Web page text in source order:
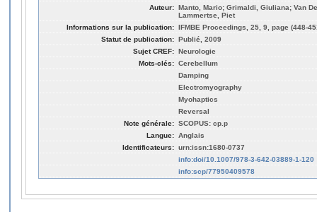
Auteur: Manto, Mario; Grimaldi, Giuliana; Van
Lammertse, Piet
Informations sur la publication: IFMBE Proceedings, 25, 9, page (448-
Statut de publication: Publié, 2009
Sujet CREF: Neurologie
Mots-clés: Cerebellum
Damping
Electromyography
Myohaptics
Reversal
Note générale: SCOPUS: cp.p
Langue: Anglais
Identificateurs: urn:issn:1680-0737
info:doi/10.1007/978-3-642-03889-1-120
info:scp/77950409578